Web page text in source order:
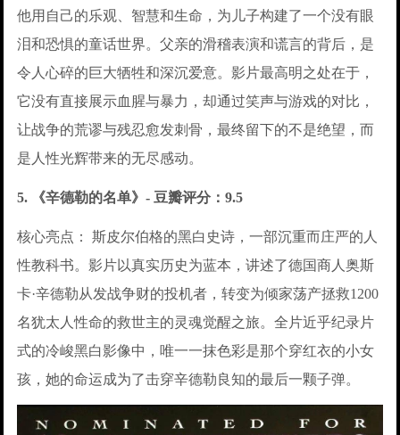
他用自己的乐观、智慧和生命，为儿子构建了一个没有眼
泪和恐惧的童话世界。父亲的滑稽表演和谎言的背后，是
令人心碎的巨大牺牲和深沉爱意。影片最高明之处在于，
它没有直接展示血腥与暴力，却通过笑声与游戏的对比，
让战争的荒谬与残忍愈发刺骨，最终留下的不是绝望，而
是人性光辉带来的无尽感动。
5. 《辛德勒的名单》- 豆瓣评分：9.5
核心亮点： 斯皮尔伯格的黑白史诗，一部沉重而庄严的人
性教科书。影片以真实历史为蓝本，讲述了德国商人奥斯
卡·辛德勒从发战争财的投机者，转变为倾家荡产拯救1200
名犹太人性命的救世主的灵魂觉醒之旅。全片近乎纪录片
式的冷峻黑白影像中，唯一一抹色彩是那个穿红衣的小女
孩，她的命运成为了击穿辛德勒良知的最后一颗子弹。